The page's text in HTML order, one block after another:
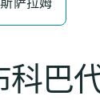
巴